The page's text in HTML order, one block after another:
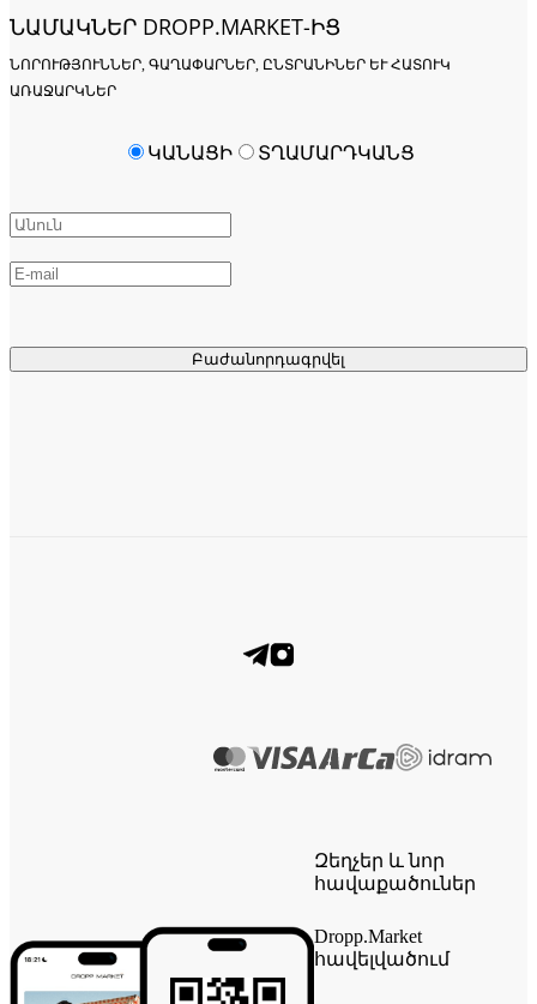
ՆԱՄԱԿՆԵՐ DROPP.MARKET-ԻՑ
ՆՈՐՈՒԹՅՈՒՆՆԵՐ, ԳԱՂԱՓԱՐՆԵՐ, ԸՆՏՐԱՆԻՆԵՐ ԵՒ ՀԱՏՈՒԿ Ա
ՌԱՋԱՐԿՆԵՐ
Բաժանորդագրվել
ԿԱՆԱՑԻ ՏՂԱՄԱՐԴԿԱՆՑ
Զեղչեր և նոր
հավաքածուներ
Dropp.Market
հավելվածում